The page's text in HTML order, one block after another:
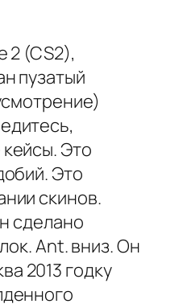
2 (CS2),
пузатый
Это
Это
скинов.
сделано
Ant. вниз. Он
2013 годку